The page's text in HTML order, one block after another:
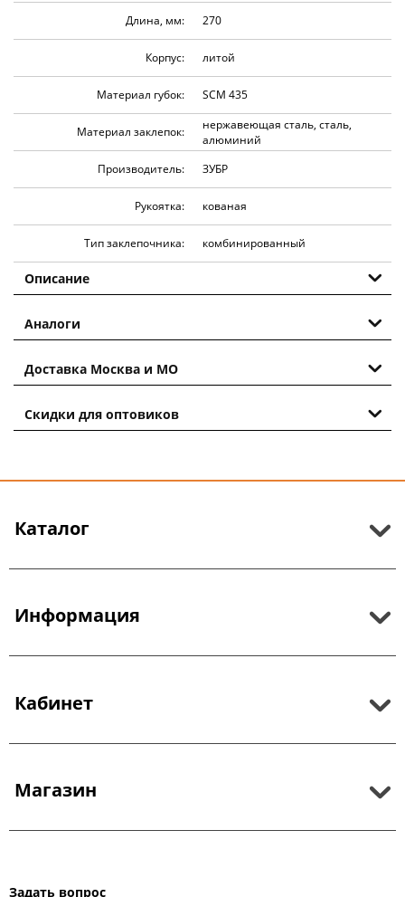
Длина, мм:
270
Корпус: литой
Материал губок: SCM 435
Материал заклепок:
нержавеющая сталь, сталь,
алюминий
Производитель:
ЗУБР
Рукоятка: кованая
Тип заклепочника: комбинированный
Описание
Аналоги
Доставка Москва и МО
Скидки для оптовиков
Каталог
Информация
Кабинет
Магазин
Задать вопрос